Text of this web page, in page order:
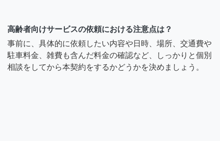
高齢者向けサービスの依頼における注意点は？
事前に、具体的に依頼したい内容や日時、場所、交通費や
駐車料金、雑費も含んだ料金の確認など、しっかりと個別
相談をしてから本契約をするかどうかを決めましょう。